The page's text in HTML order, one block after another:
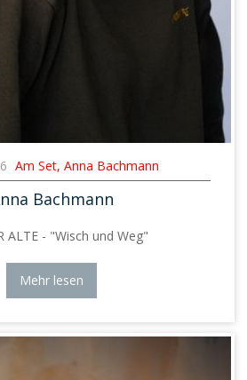
Am Set, Anna Bachmann
Bachmann
ALTE - "Wisch und Weg"
Mehr lesen